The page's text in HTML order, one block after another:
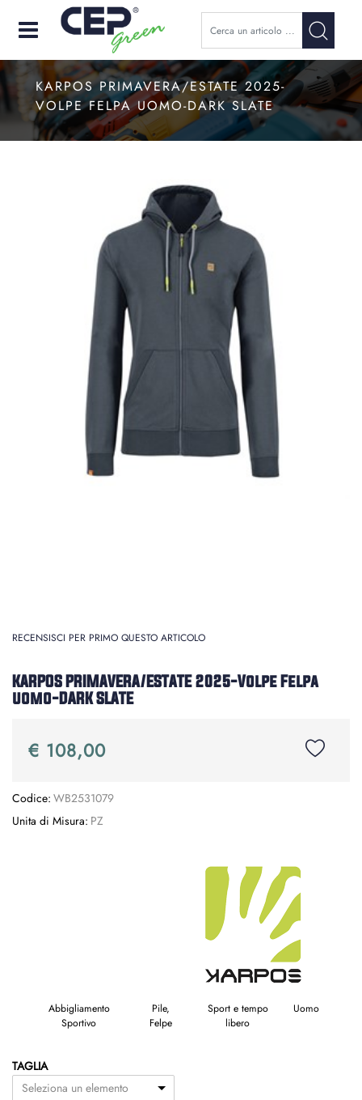
Open
KARPOS PRIMAVERA/ESTATE 2025-
VOLPE FELPA UOMO-DARK SLATE
RECENSISCI PER PRIMO QUESTO ARTICOLO
KARPOS PRIMAVERA/ESTATE 2025-Volpe Felpa
uomo-DARK SLATE
€ 108,00
Codice: WB2531079
Unita di Misura: PZ
Abbigliamento
Sportivo
Pile,
Felpe
Sport e tempo
libero
Uomo
TAGLIA
Seleziona un elemento